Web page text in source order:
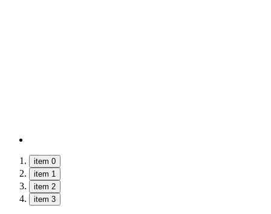
item 0
item 1
item 2
item 3